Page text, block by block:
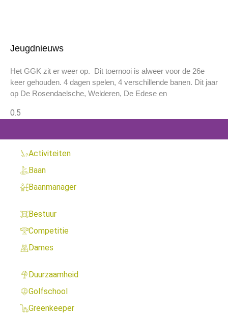
Jeugdnieuws
Het GGK zit er weer op. Dit toernooi is alweer voor de 26e
keer gehouden. 4 dagen spelen, 4 verschillende banen. Dit jaar
op De Rosendaelsche, Welderen, De Edese en
Activiteiten
Baan
Baanmanager
Bestuur
Competitie
Dames
Duurzaamheid
Golfschool
Greenkeeper